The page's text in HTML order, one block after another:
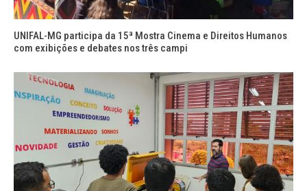
UNIFAL-MG participa da 15ª Mostra Cinema e Direitos Humanos
com exibições e debates nos três campi